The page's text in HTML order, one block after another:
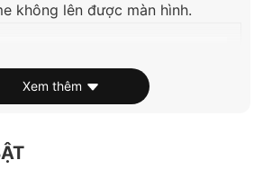
không lên được màn hình.
Xem thêm